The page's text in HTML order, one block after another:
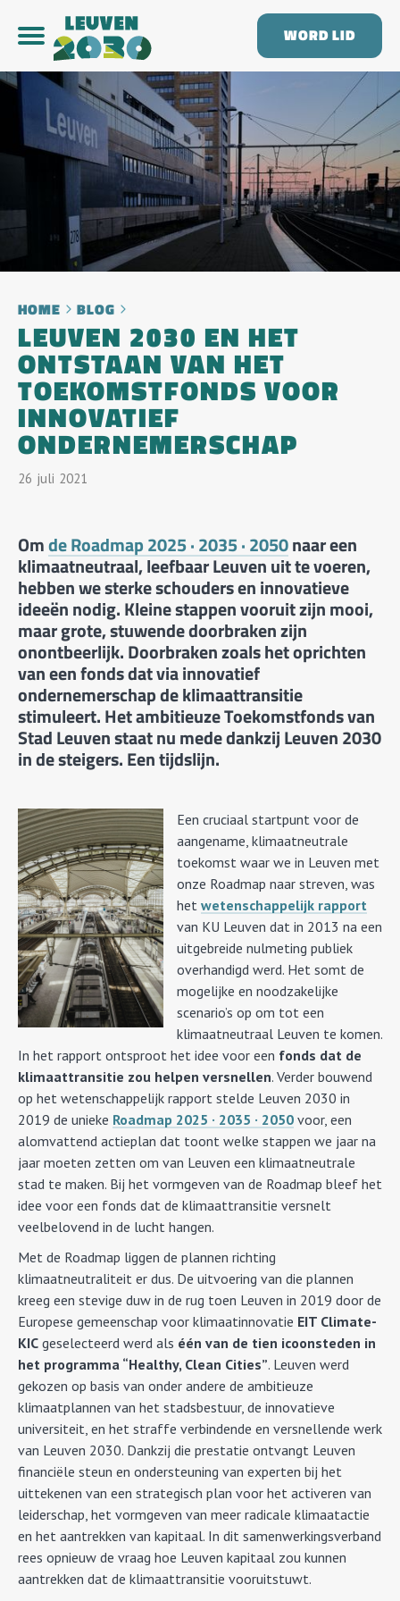
WORD LID
HOME BLOG
LEUVEN 2030 EN HET
ONTSTAAN VAN HET
TOEKOMSTFONDS VOOR
INNOVATIEF
ONDERNEMERSCHAP
26 Juli 2021
Omde Roadmap 2025 · 2035 · 2050naar een
klimaatneutraal, leefbaar Leuven uit te voeren,
hebben we sterke schouders en innovatieve
ideeën nodig. Kleine stappen vooruit zijn mooi,
maar grote, stuwende doorbraken zijn
onontbeerlijk. Doorbraken zoals het oprichten
van een fonds dat via innovatief
ondernemerschap de klimaattransitie
stimuleert. Het ambitieuze Toekomstfonds van
Stad Leuven staat nu mede dankzij Leuven 2030
in de steigers. Een tijdslijn.
Een cruciaal startpunt voor de
aangename, klimaatneutrale
toekomst waar we in Leuven met
onze Roadmap naar streven, was
het wetenschappelijk rapport
van KU Leuven dat in 2013 na een
uitgebreide nulmeting publiek
overhandigd werd. Het somt de
mogelijke en noodzakelijke
scenario’s op om tot een
klimaatneutraal Leuven te komen.
In het rapport ontsproot het idee voor een fonds dat de
klimaattransitie zou helpen versnellen. Verder bouwend
op het wetenschappelijk rapport stelde Leuven 2030 in
2019 de unieke Roadmap 2025 · 2035 · 2050 voor, een
alomvattend actieplan dat toont welke stappen we jaar na
jaar moeten zetten om van Leuven een klimaatneutrale
stad te maken. Bij het vormgeven van de Roadmap bleef het
idee voor een fonds dat de klimaattransitie versnelt
veelbelovend in de lucht hangen.
Met de Roadmap liggen de plannen richting
klimaatneutraliteit er dus. De uitvoering van die plannen
kreeg een stevige duw in de rug toen Leuven in 2019 door de
Europese gemeenschap voor klimaatinnovatie EIT Climate-
KIC geselecteerd werd als één van de tien icoonsteden in
het programma “Healthy, Clean Cities”. Leuven werd
gekozen op basis van onder andere de ambitieuze
klimaatplannen van het stadsbestuur, de innovatieve
universiteit, en het straffe verbindende en versnellende werk
van Leuven 2030. Dankzij die prestatie ontvangt Leuven
financiële steun en ondersteuning van experten bij het
uittekenen van een strategisch plan voor het activeren van
leiderschap, het vormgeven van meer radicale klimaatactie
en het aantrekken van kapitaal. In dit samenwerkingsverband
rees opnieuw de vraag hoe Leuven kapitaal zou kunnen
aantrekken dat de klimaattransitie vooruitstuwt.